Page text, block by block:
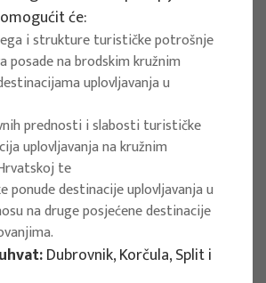
period : 2025. - 2028.
More
and attracting
and skills for
će:
i strukture turističke potrošnje
posade na brodskim kružnim
uplovljavanja u
prednosti i slabosti turističke
uplovljavanja na kružnim
te
ponude destinacije uplovljavanja u
na druge posjećene destinacije
Dubrovnik, Korčula, Split i